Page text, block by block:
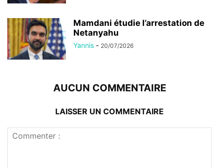
Mamdani étudie l’arrestation de
Netanyahu
Yannis - 20/07/2026
AUCUN COMMENTAIRE
LAISSER UN COMMENTAIRE